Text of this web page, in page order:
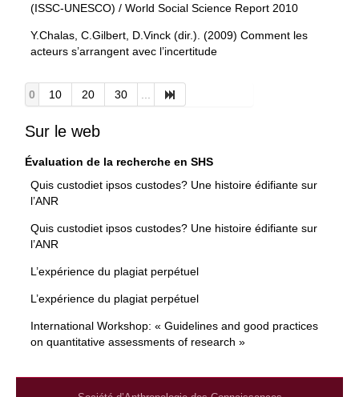
(ISSC-UNESCO) / World Social Science Report 2010
Y.Chalas, C.Gilbert, D.Vinck (dir.). (2009) Comment les
acteurs s’arrangent avec l’incertitude
0 10 20 30
Sur le web
Évaluation de la recherche en SHS
Quis custodiet ipsos custodes? Une histoire édifiante sur
l’ANR
Quis custodiet ipsos custodes? Une histoire édifiante sur
l’ANR
L’expérience du plagiat perpétuel
L’expérience du plagiat perpétuel
International Workshop: « Guidelines and good practices
on quantitative assessments of research »